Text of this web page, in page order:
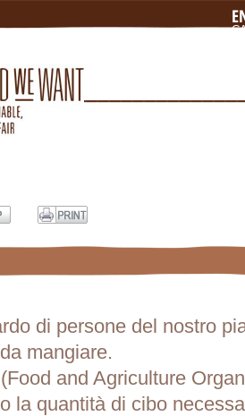
di persone del nostro
mangiare.
and Agriculture
la quantità di cibo